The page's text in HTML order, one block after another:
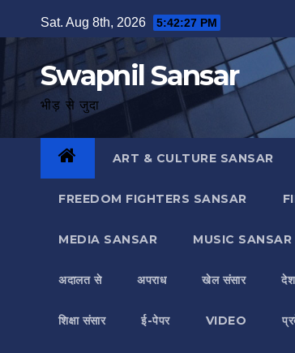
to
Sat. Aug 8th, 2026 5:42:27 PM
Swapnil Sansar
भीड़ से जुदा
ART & CULTURE SANSAR
FREEDOM FIGHTERS SANSAR
MEDIA SANSAR MUSIC SANSAR
अदालत से अपराध खेल संसार देश
शिक्षा संसार ई-पेपर VIDEO